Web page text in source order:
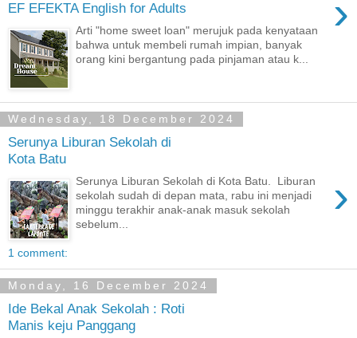
EF EFEKTA English for Adults
›
Arti "home sweet loan" merujuk pada kenyataan
bahwa untuk membeli rumah impian, banyak
orang kini bergantung pada pinjaman atau k...
Wednesday, 18 December 2024
Serunya Liburan Sekolah di
Kota Batu
›
Serunya Liburan Sekolah di Kota Batu. Liburan
sekolah sudah di depan mata, rabu ini menjadi
minggu terakhir anak-anak masuk sekolah
sebelum...
1 comment:
Monday, 16 December 2024
Ide Bekal Anak Sekolah : Roti
Manis keju Panggang